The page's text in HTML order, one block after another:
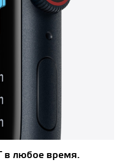
в любое время.